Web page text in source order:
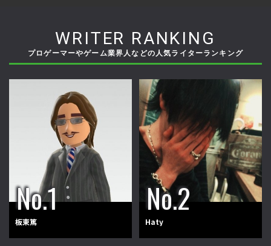
WRITER RANKING
プロゲーマーやゲーム業界人などの人気ライターランキング
板東篤 Haty